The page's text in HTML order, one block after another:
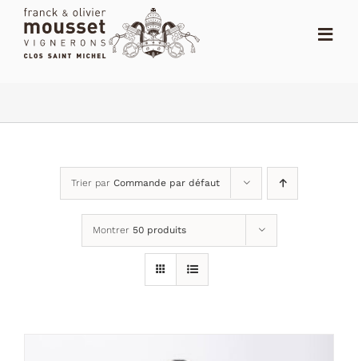
Passer
contenu
LE DOMAINE
Trier par Commande par défaut
Montrer 50 produits